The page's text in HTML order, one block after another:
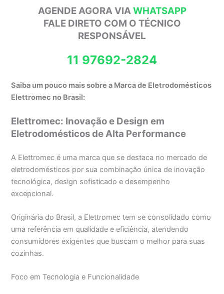
AGENDE AGORA VIAWHATSAPP
FALE DIRETO COM O TÉCNICO
RESPONSÁVEL
11 97692-2824
Saiba um pouco mais sobre a Marca de Eletrodomésticos
Elettromec no Brasil:
Elettromec: Inovação e Design em
Eletrodomésticos de Alta Performance
A Elettromec é uma marca que se destaca no mercado de
eletrodomésticos por sua combinação única de inovação
tecnológica, design sofisticado e desempenho
excepcional.
Originária do Brasil, a Elettromec tem se consolidado como
uma referência em qualidade e eficiência, atendendo
consumidores exigentes que buscam o melhor para suas
cozinhas.
Foco em Tecnologia e Funcionalidade